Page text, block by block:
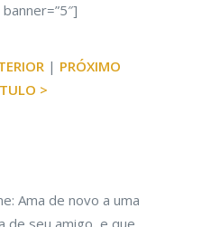
| PRÓXIMO
>
Ama de novo a uma
de seu amigo, e que